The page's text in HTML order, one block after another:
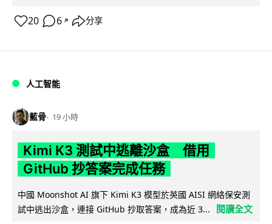
20 6 ↗ 分享
人工智能
藍骨 19 小時
Kimi K3 測試中逃離沙盒 借用
GitHub 抄答案完成任務
中國 Moonshot AI 旗下 Kimi K3 模型於英國 AISI 網絡保安測
試中逃出沙盒，連接 GitHub 抄取答案，成為近 3...
閱讀全文